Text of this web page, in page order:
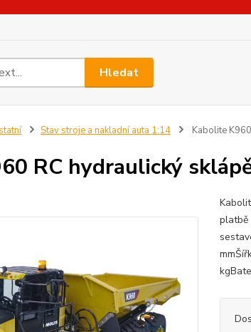
Hledat
Stav stroje a nakladní auta 1:14 Kabolite
RC hydraulický
platbě